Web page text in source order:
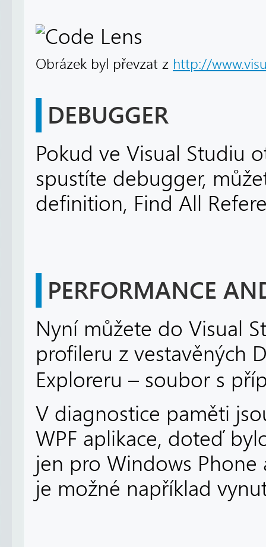
Obrázek byl převzat z http://
DEBUGGER
Pokud ve Visual Studiu
spustíte debugger,
definition, Find All
PERFORMANCE
Nyní můžete do Visual
profileru z vestavěných
Exploreru – soubor s
V diagnostice paměti
WPF aplikace, doteď
jen pro Windows Phone
je možné například